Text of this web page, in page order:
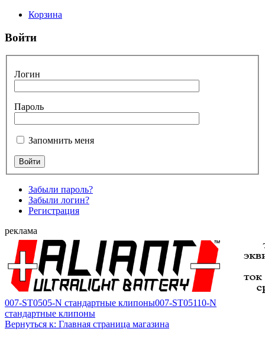
Корзина
Войти
Логин
Пароль
Запомнить меня
Забыли пароль?
Забыли логин?
Регистрация
реклама
007-ST0505-N стандартные клипоны007-ST05110-N
стандартные клипоны
Вернуться к: Главная страница магазина